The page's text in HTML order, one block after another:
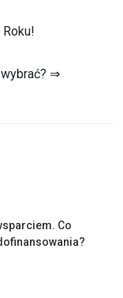
wybrać? ⇒
Co